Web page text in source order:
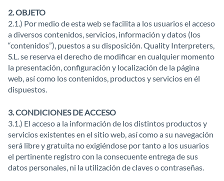
2. OBJETO
2.1.) Por medio de esta web se facilita a los usuarios el acceso
a diversos contenidos, servicios, información y datos (los
“contenidos”), puestos a su disposición. Quality Interpreters,
S.L. se reserva el derecho de modificar en cualquier momento
la presentación, configuración y localización de la página
web, así como los contenidos, productos y servicios en él
dispuestos.
3. CONDICIONES DE ACCESO
3.1.) El acceso a la información de los distintos productos y
servicios existentes en el sitio web, así como a su navegación
será libre y gratuita no exigiéndose por tanto a los usuarios
el pertinente registro con la consecuente entrega de sus
datos personales, ni la utilización de claves o contraseñas.